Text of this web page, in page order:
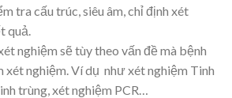
tra cấu trúc, siêu âm, chỉ định xét
quả.
nghiệm sẽ tùy theo vấn đề mà bệnh
xét nghiệm. Ví dụ như xét nghiệm Tinh
trùng, xét nghiệm PCR…